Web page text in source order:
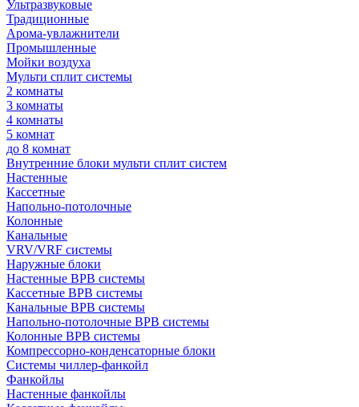
Ультразвуковые
Традиционные
Арома-увлажнители
Промышленные
Мойки воздуха
Мульти сплит системы
2 комнаты
3 комнаты
4 комнаты
5 комнат
до 8 комнат
Внутренние блоки мульти сплит систем
Настенные
Кассетные
Напольно-потолочные
Колонные
Канальные
VRV/VRF системы
Наружные блоки
Настенные ВРВ системы
Кассетные ВРВ системы
Канальные ВРВ системы
Напольно-потолочные ВРВ системы
Колонные ВРВ системы
Компрессорно-конденсаторные блоки
Системы чиллер-фанкойл
Фанкойлы
Настенные фанкойлы